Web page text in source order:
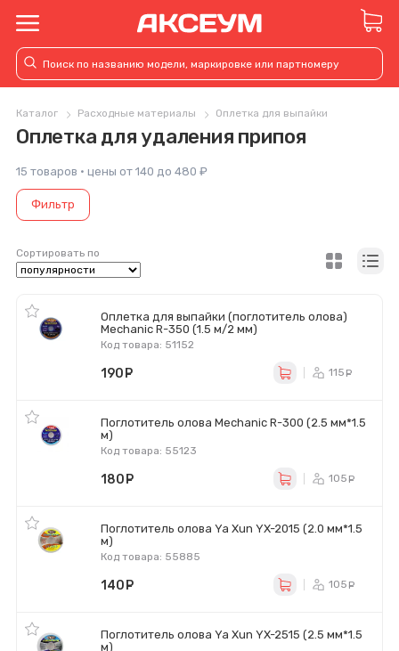
Каталог Расходные материалы Оплетка для выпайки
Оплетка для удаления припоя
15 товаров · цены от 140 до 480 ₽
Фильтр
Сортировать по
Оплетка для выпайки (поглотитель олова)
Mechanic R-350 (1.5 м/2 мм)
Код товара: 51152
190 115
Поглотитель олова Mechanic R-300 (2.5 мм*1.5
м)
Код товара: 55123
180 105
Поглотитель олова Ya Xun YX-2015 (2.0 мм*1.5
м)
Код товара: 55885
140 105
Поглотитель олова Ya Xun YX-2515 (2.5 мм*1.5
м)